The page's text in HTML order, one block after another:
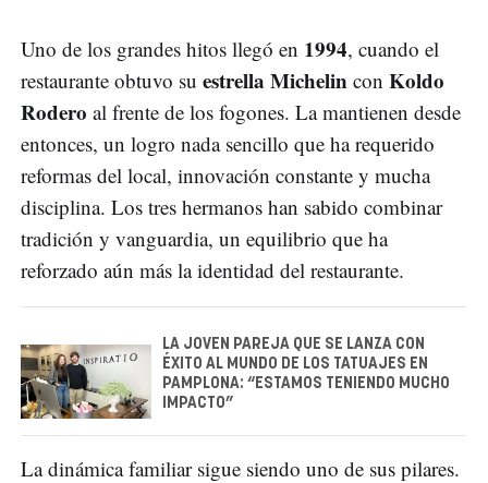
Uno de los grandes hitos llegó en 1994, cuando el
restaurante obtuvo su estrella Michelin con Koldo
Rodero al frente de los fogones. La mantienen desde
entonces, un logro nada sencillo que ha requerido
reformas del local, innovación constante y mucha
disciplina. Los tres hermanos han sabido combinar
tradición y vanguardia, un equilibrio que ha
reforzado aún más la identidad del restaurante.
LA JOVEN PAREJA QUE SE LANZA CON
ÉXITO AL MUNDO DE LOS TATUAJES EN
PAMPLONA: “ESTAMOS TENIENDO MUCHO
IMPACTO”
La dinámica familiar sigue siendo uno de sus pilares.